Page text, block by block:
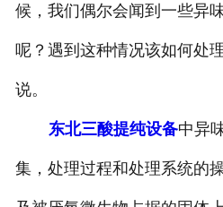
候，我们偶尔会闻到一些异
呢？遇到这种情况该如何处
说。
东北三酸提纯设备中异
集，处理过程和处理系统的